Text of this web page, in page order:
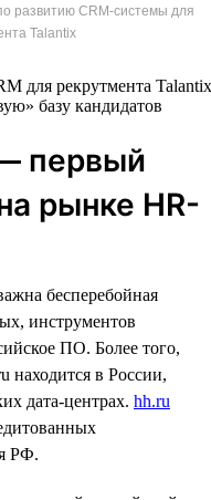
развитию CRM-системы для
Talantix
первый
рынке HR-
бесперебойная
инструментов
ПО. Более того,
находится в России,
дата-центрах. hh.ru
РФ.